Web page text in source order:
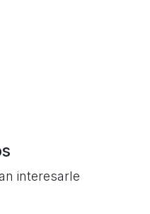
interesarle